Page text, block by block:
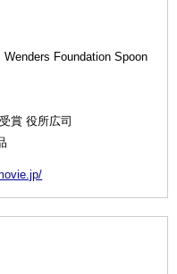
Foundation Spoon
賞 役所広司